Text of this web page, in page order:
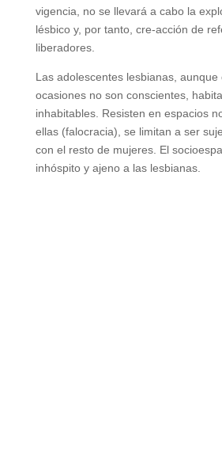
vigencia, no se llevará a cabo la
lésbico y, por tanto, cre-acción de
liberadores.
Las adolescentes lesbianas,
ocasiones no son conscientes,
inhabitables. Resisten en espacios
ellas (falocracia), se limitan a ser
con el resto de mujeres. El
inhóspito y ajeno a las lesbianas.